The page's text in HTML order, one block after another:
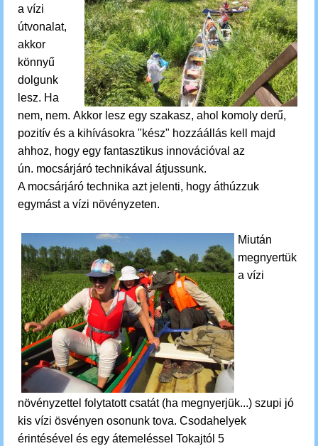
a vízi
útvonalat,
akkor
könnyű
dolgunk
lesz. Ha
nem, nem. Akkor lesz egy szakasz, ahol komoly derű,
pozitív és a kihívásokra "kész" hozzáállás kell majd
ahhoz, hogy egy fantasztikus innovációval az
ún. mocsárjáró technikával átjussunk.
A mocsárjáró technika azt jelenti, hogy áthúzzuk
egymást a vízi növényzeten.
Miután
megnyertük
a vízi
növényzettel folytatott csatát (ha megnyerjük...) szupi jó
kis vízi ösvényen osonunk tova. Csodahelyek
érintésével és egy átemeléssel Tokajtól 5